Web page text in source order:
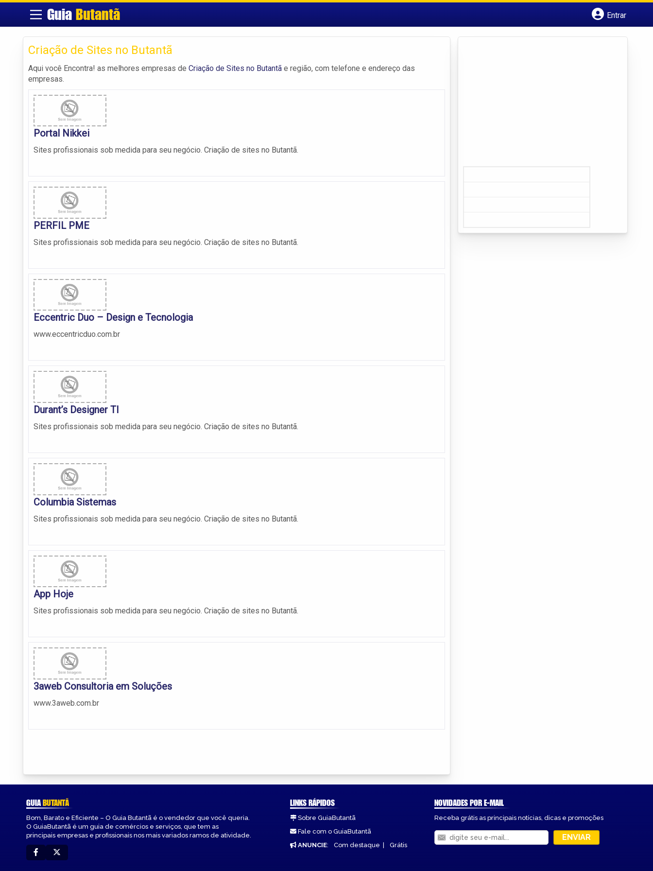
GuiaButantã
Entrar
Criação de Sites no Butantã
Aqui você Encontra! as melhores empresas de Criação de Sites no Butantã e região, com telefone e endereço das
empresas.
Portal Nikkei
Sites profissionais sob medida para seu negócio. Criação de sites no Butantã.
PERFIL PME
Sites profissionais sob medida para seu negócio. Criação de sites no Butantã.
Eccentric Duo – Design e Tecnologia
www.eccentricduo.com.br
Durant’s Designer TI
Sites profissionais sob medida para seu negócio. Criação de sites no Butantã.
Columbia Sistemas
Sites profissionais sob medida para seu negócio. Criação de sites no Butantã.
App Hoje
Sites profissionais sob medida para seu negócio. Criação de sites no Butantã.
3aweb Consultoria em Soluções
www.3aweb.com.br
GUIABUTANTÃ
Bom, Barato e Eficiente – O Guia Butantã é o vendedor que você queria.
O GuiaButantã é um guia de comércios e serviços, que tem as
principais empresas e profissionais nos mais variados ramos de atividade.
LINKS RÁPIDOS
Sobre GuiaButantã
Fale com o GuiaButantã
ANUNCIE: Com destaque| Grátis
NOVIDADES POR E-MAIL
Receba grátis as principais notícias, dicas e promoções